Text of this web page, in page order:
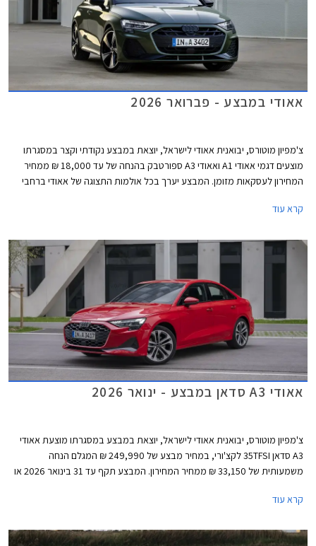
אאודי במבצע - פברואר 2026
צ'מפיון מוטורס, יבואנית אאודי לישראל, יוצאת במבצע נקודתי וקצר במסגרתו
מוצעים דגמי אאודי A1 ואאודי A3 ספורטבק בהנחה של עד 18,000 ₪ ממחיר
המחירון לעסקאות מזומן. המבצע יערך בכל אולמות התצוגה של אאודי ברחבי
קרא עוד
אאודי A3 סדאן במבצע - ינואר 2026
צ'מפיון מוטורס, יבואנית אאודי לישראל, יוצאת במבצע במסגרתו מוצעת אאודי
A3 סדאן 35TFSI לקצ'ורי, במחיר מבצע של 249,990 ₪ המגלם הנחה
משמעותית של 33,150 ₪ ממחיר המחירון. המבצע תקף עד 31 בינואר 2026 או
קרא עוד